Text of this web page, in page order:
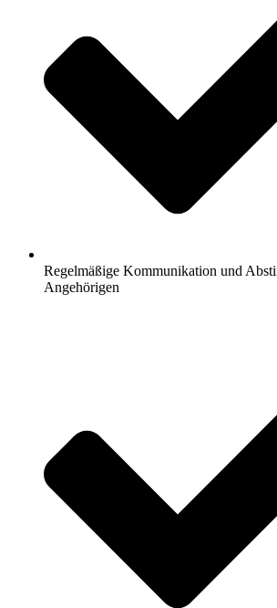
Regelmäßige Kommunikation und
Angehörigen